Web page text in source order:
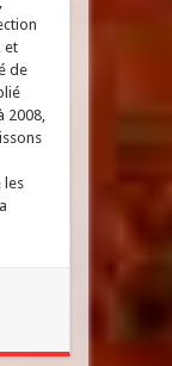
et
de
2008,
les